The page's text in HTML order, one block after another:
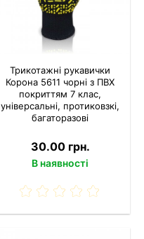
Трикотажні рукавички
Корона 5611 чорні з ПВХ
покриттям 7 клас,
універсальні, протиковзкі,
багаторазові
30.00 грн.
В наявності